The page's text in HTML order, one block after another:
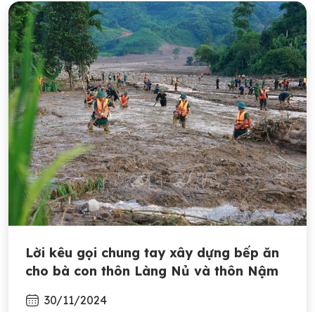
Lời kêu gọi chung tay xây dựng bếp ăn
cho bà con thôn Làng Nủ và thôn Nậm
30/11/2024